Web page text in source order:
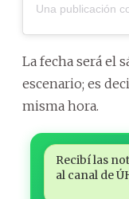
La fecha será el
escenario; es
misma hora.
Recibí las
al canal de